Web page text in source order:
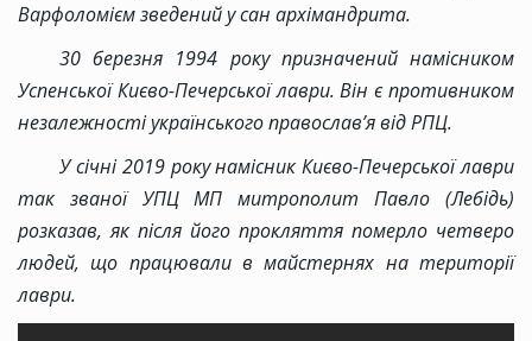
Варфоломієм зведений у сан архімандрита.
30 березня 1994 року призначений намісником
Успенської Києво-Печерської лаври. Він є противником
незалежності українського православ’я від РПЦ.
У січні 2019 року намісник Києво-Печерської лаври
так званої УПЦ МП митрополит Павло (Лебідь)
розказав, як після його прокляття померло четверо
людей, що працювали в майстернях на території
лаври.